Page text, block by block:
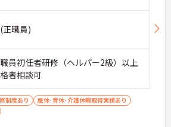
正職員)
員初任者研修（ヘルパー2級）以上
者相談可
制度あり
産休･育休･介護休暇取得実績あり